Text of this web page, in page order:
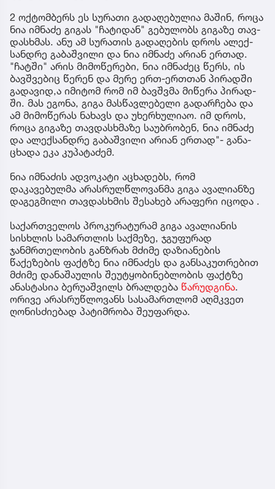
2 ოქ­ტომ­ბერს ეს სუ­რა­თი გა­და­ღე­ბუ­ლია მა­შინ, როცა
ნია იმ­ნა­ძე გი­გას "ჩა­ტი­დან" გე­ბუ­ლობს გი­გა­ზე თავ­
დას­ხმას. ანუ ამ სუ­რა­თის გა­და­ღე­ბის დროს ალექ­
სან­დრე გა­ბაშ­ვი­ლი და ნია იმ­ნა­ძე არი­ან ერ­თად.
"ჩატ­ში" არის მი­მო­წე­რე­ბი, ნია იმ­ნა­ძეც წერს, ის
ბავ­შვე­ბიც წე­რენ და მერე ერთ-ერ­თთან პი­რად­ში
გა­და­ვი­დ,ა იმი­ტომ რომ იმ ბავ­შვმა მი­წე­რა პი­რად­
ში. მას ეგო­ნა, გიგა მას­წავ­ლე­ბე­ლი გა­დარ­ჩე­ბა და
ამ მი­მო­წე­რას ნა­ხავს და უხერ­ხუ­ლი­აო. იმ დროს,
როცა გი­გა­ზე თავ­დას­ხმა­ზე სა­უბ­რო­ბენ, ნია იმ­ნა­ძე
და ალექ­სან­დრე გა­ბაშ­ვი­ლი არი­ან ერ­თად"- გა­ნა­
ცხა­და ეკა კუ­პა­ტა­ძემ.
ნია იმნაძის ადვოკატი აცხადებს, რომ
დაკავებულმა არასრულწლოვანმა გიგა ავალიანზე
დაგეგმილი თავდასხმის შესახებ არაფერი იცოდა .
საქართველოს პროკურატურამ გიგა ავალიანის
სისხლის სამართლის საქმეზე, ჯგუფურად
ჯანმრთელობის განზრახ მძიმე დაზიანების
წაქეზების ფაქტზე ნია იმნაძეს და განსაკუთრებით
მძიმე დანაშაულის შეუტყობინებლობის ფაქტზე
ანასტასია ბერუაშვილს ბრალდება წარუდგინა.
ორივე არასრუწლოვანს სასამართლომ აღმკვეთ
ღონისძიებად პატიმრობა შეუფარდა.